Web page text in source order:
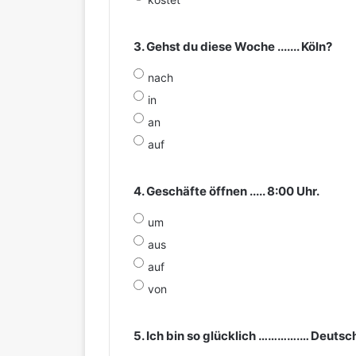
3. Gehst du diese Woche ....... Köln?
nach
in
an
auf
4. Geschäfte öffnen ..... 8:00 Uhr.
um
aus
auf
von
5. Ich bin so glücklich ………….…